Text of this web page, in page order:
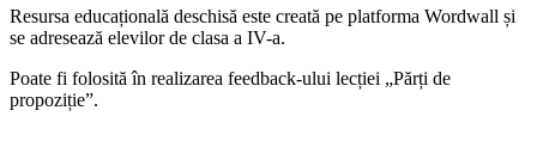
Resursa educațională deschisă este creată pe platforma Wordwall și
se adresează elevilor de clasa a IV-a.
Poate fi folosită în realizarea feedback-ului lecției „Părți de
propoziție”.